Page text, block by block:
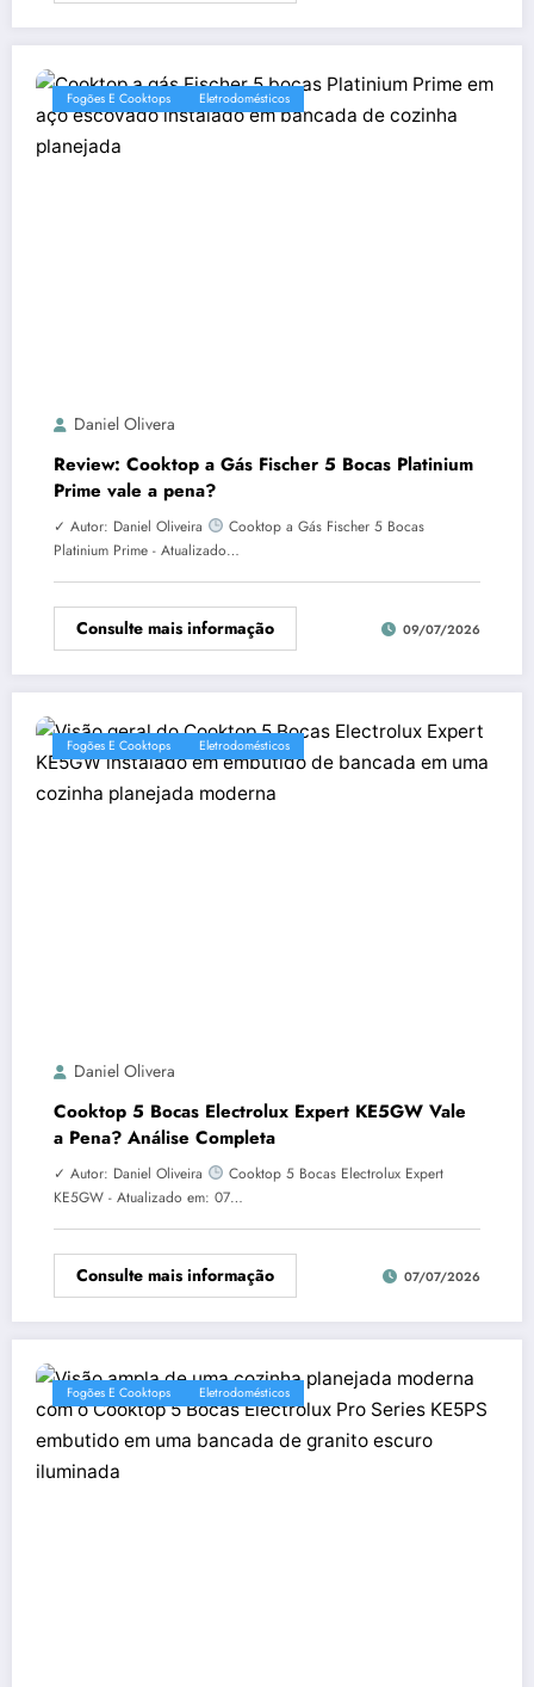
Fogões E Cooktops Eletrodomésticos
Daniel Olivera
Review: Cooktop a Gás Fischer 5 Bocas Platinium
Prime vale a pena?
✓ Autor: Daniel Oliveira
Cooktop a Gás Fischer 5 Bocas
Platinium Prime - Atualizado…
Consulte mais informação 09/07/2026
Fogões E Cooktops Eletrodomésticos
Daniel Olivera
Cooktop 5 Bocas Electrolux Expert KE5GW Vale
a Pena? Análise Completa
✓ Autor: Daniel Oliveira
Cooktop 5 Bocas Electrolux Expert
KE5GW - Atualizado em: 07…
Consulte mais informação 07/07/2026
Fogões E Cooktops Eletrodomésticos